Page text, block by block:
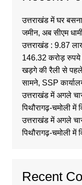
उत्तराखंड में घर
जमीन, अब सीएम
उत्तराखंड : 9.87
146.32 करोड़ रुपये
खड़गे की रैली से
सामने, SSP
उत्तराखंड में अगले
पिथौरागढ़-चमोली में
उत्तराखंड में अगले
पिथौरागढ़-चमोली में
Recent